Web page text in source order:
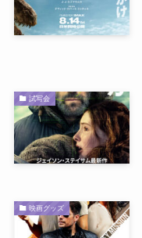
試写会
映画グッズ